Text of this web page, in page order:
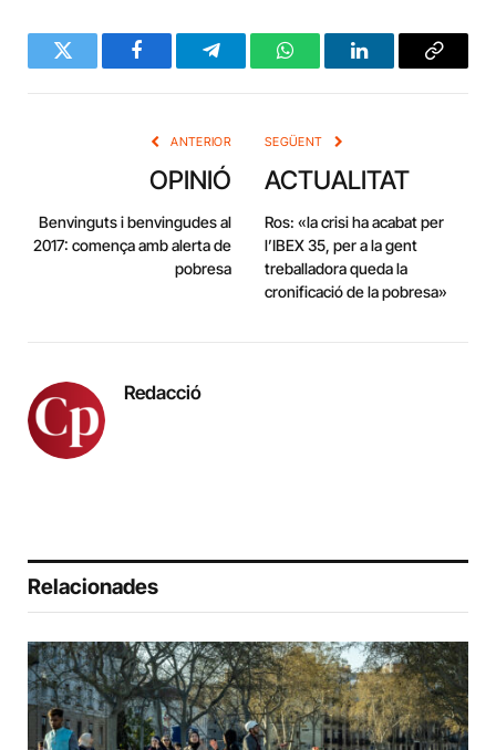
Twitter FacebookTelegramWhatsAppLinkedInCopy
ANTERIOR
OPINIÓ
Benvinguts i benvingudes al
2017: comença amb alerta de
pobresa
SEGÜENT
ACTUALITAT
Ros: «la crisi ha acabat per
l’IBEX 35, per a la gent
treballadora queda la
cronificació de la pobresa»
Redacció
Relacionades